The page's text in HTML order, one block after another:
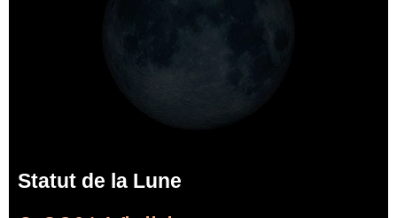
Statut de la Lune